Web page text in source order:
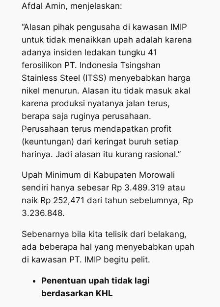
Afdal Amin, menjelaskan:
“Alasan pihak pengusaha di kawasan IMIP
untuk tidak menaikkan upah adalah karena
adanya insiden ledakan tungku 41
ferosilikon PT. Indonesia Tsingshan
Stainless Steel (ITSS) menyebabkan harga
nikel menurun. Alasan itu tidak masuk akal
karena produksi nyatanya jalan terus,
berapa saja ruginya perusahaan.
Perusahaan terus mendapatkan profit
(keuntungan) dari keringat buruh setiap
harinya. Jadi alasan itu kurang rasional.”
Upah Minimum di Kabupaten Morowali
sendiri hanya sebesar Rp 3.489.319 atau
naik Rp 252,471 dari tahun sebelumnya, Rp
3.236.848.
Sebenarnya bila kita telisik dari belakang,
ada beberapa hal yang menyebabkan upah
di kawasan PT. IMIP begitu pelit.
Penentuan upah tidak lagi
berdasarkan KHL